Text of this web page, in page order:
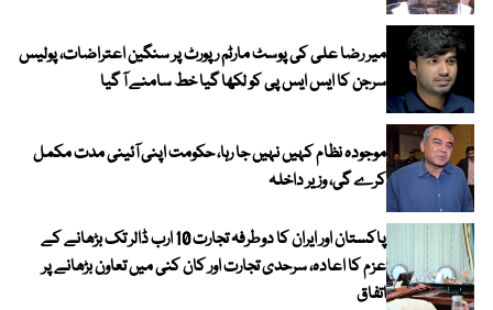
میر رضا علی کی پوسٹ مارٹم رپورٹ پر سنگین اعتراضات، پولیس
سرجن کا ایس ایس پی کو لکھا گیا خط سامنے آ گیا
موجودہ نظام کہیں نہیں جا رہا، حکومت اپنی آئینی مدت مکمل
کرے گی، وزیر داخلہ
پاکستان اور ایران کا دوطرفہ تجارت 10 ارب ڈالر تک بڑھانے کے
عزم کا اعادہ، سرحدی تجارت اور کان کنی میں تعاون بڑھانے پر
اتفاق